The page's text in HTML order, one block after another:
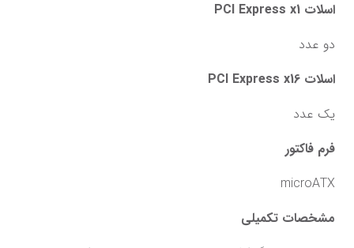
اسلات PCI Express x1
دو عدد
اسلات PCI Express x16
یک عدد
فرم فاکتور
microATX
مشخصات تکمیلی